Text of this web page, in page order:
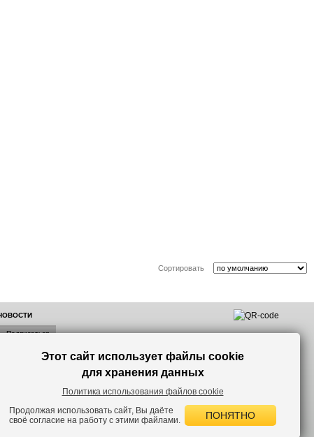
Сортировать
по
версию сайта.
Этот сайт использует файлы cookie
для хранения данных
Политика использования файлов cookie
Продолжая использовать сайт, Вы даёте
своё согласие на работу с этими файлами.
ПОНЯТНО